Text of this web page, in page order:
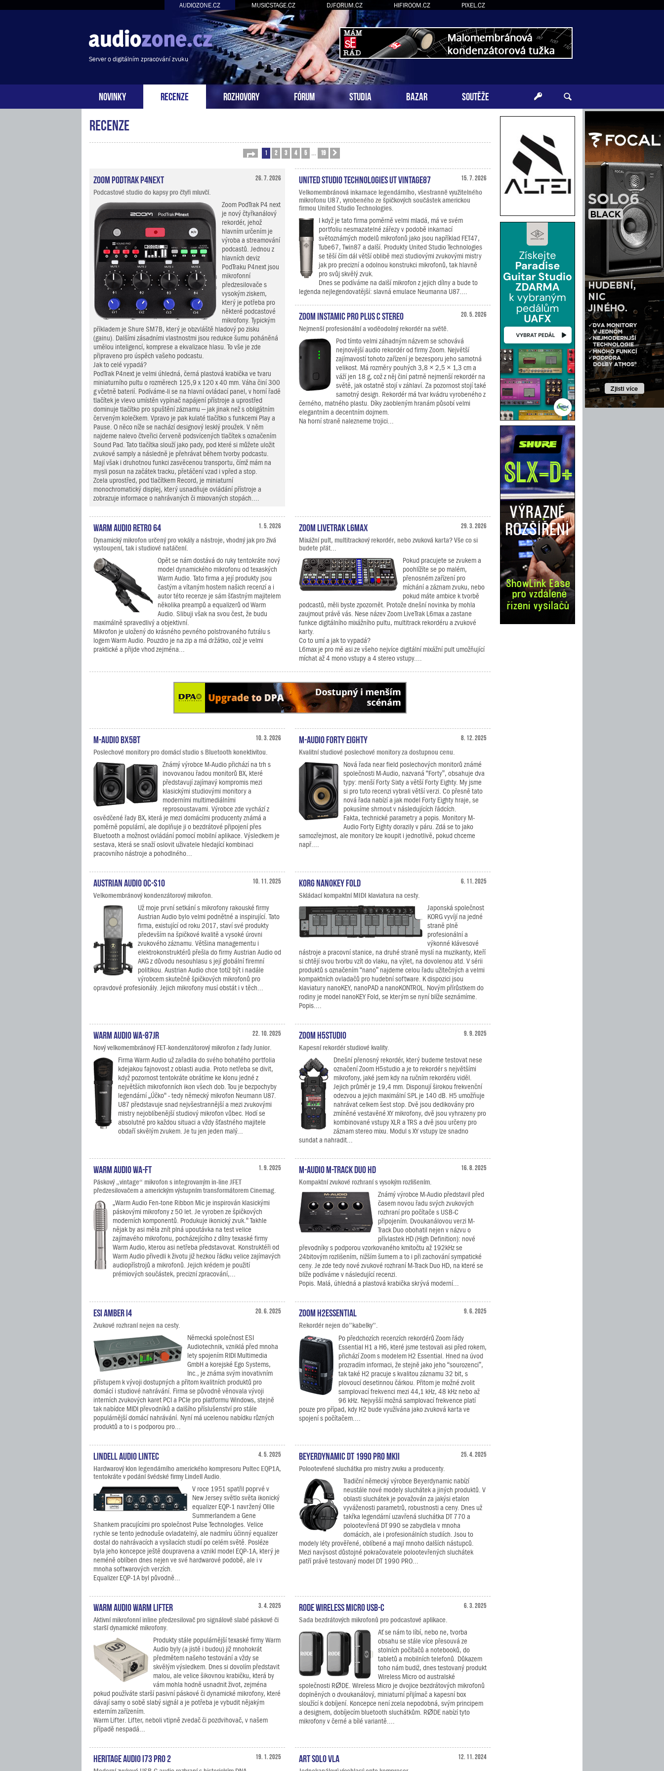
AUDIOZONE.CZ MUSICSTAGE.CZ DJFORUM.CZ HIFIROOM.CZ PIXEL.CZ
Server o digitálním zpracování zvuku
NOVINKY RECENZE ROZHOVORY FÓRUM STUDIA BAZAR SOUTĚŽE
Recenze
Stránka 1z 19
1 2 3 4 5 19
26. 7. 2026
Zoom PodTrak P4next
Podcastové studio do kapsy pro čtyři mluvčí.
Zoom PodTrak P4 next
je nový čtyřkanálový
rekordér, jehož
hlavním určením je
výroba a streamování
podcastů. Jednou z
hlavních deviz
PodTraku P4next jsou
mikrofonní
předzesilovače s
vysokým ziskem,
který je potřeba pro
některé podcastové
mikrofony. Typickým
příkladem je Shure SM7B, který je obzvláště hladový po zisku
(gainu). Dalšími zásadními vlastnostmi jsou redukce šumu poháněná
umělou inteligencí, komprese a ekvalizace hlasu. To vše je zde
připraveno pro úspěch vašeho podcastu.
Jak to celé vypadá?
PodTrak P4next je velmi úhledná, černá plastová krabička ve tvaru
miniaturního pultu o rozměrech 125,9 x 120 x 40 mm. Váha činí 300
g včetně baterií. Podíváme-li se na hlavní ovládací panel, v horní řadě
tlačítek je vlevo umístěn vypínač napájení přístroje a uprostřed
dominuje tlačítko pro spuštění záznamu – jak jinak než s obligátním
červeným kolečkem. Vpravo je pak kulaté tlačítko s funkcemi Play a
Pause. O něco níže se nachází designový lesklý proužek. V něm
najdeme nalevo čtveřici červeně podsvícených tlačítek s označením
Sound Pad. Tato tlačítka slouží jako pady, pod které si můžete uložit
zvukové samply a následně je přehrávat během tvorby podcastu.
Mají však i druhotnou funkci zasvěcenou transportu, čímž mám na
mysli posun na začátek tracku, přetáčení vzad i vpřed a stop.
Zcela uprostřed, pod tlačítkem Record, je miniaturní
monochromatický displej, který usnadňuje ovládání přístroje a
zobrazuje informace o nahrávaných či mixovaných stopách....
15. 7. 2026
United Studio Technologies UT Vintage87
Velkomembránová inkarnace legendárního, všestranně využitelného
mikrofonu U87, vyrobeného ze špičkových součástek americkou
firmou United Studio Technologies.
I když je tato firma poměrně velmi mladá, má ve svém
portfoliu nesmazatelné zářezy v podobě inkarnací
světoznámých modelů mikrofonů jako jsou například FET47,
Tube67, Twin87 a další. Produkty United Studio Technologies
se těší čím dál větší oblibě mezi studiovými zvukovými mistry
jak pro precizní a odolnou konstrukci mikrofonů, tak hlavně
pro svůj skvělý zvuk.
Dnes se podíváme na další mikrofon z jejich dílny a bude to
legenda nejlegendovatější: slavná emulace Neumanna U87....
20. 5. 2026
Zoom Instamic Pro Plus C Stereo
Nejmenší profesionální a voděodolný rekordér na světě.
Pod tímto velmi záhadným názvem se schovává
nejnovější audio rekordér od firmy Zoom. Největší
zajímavostí tohoto zařízení je bezesporu jeho samotná
velikost. Má rozměry pouhých 3,8 × 2,5 × 1,3 cm a
váží jen 18 g, což z něj činí patrně nejmenší rekordér na
světě, jak ostatně stojí v záhlaví. Za pozornost stojí také
samotný design. Rekordér má tvar kvádru vyrobeného z
černého, matného plastu. Díky zaobleným hranám působí velmi
elegantním a decentním dojmem.
Na horní straně nalezneme trojici...
1. 5. 2026
Warm Audio Retro 64
Dynamický mikrofon určený pro vokály a nástroje, vhodný jak pro živá
vystoupení, tak i studiové natáčení.
Opět se nám dostává do ruky tentokráte nový
model dynamického mikrofonu od texaských
Warm Audio. Tato firma a její produkty jsou
častým a vítaným hostem našich recenzí a i
autor této recenze je sám šťastným majitelem
několika preampů a equalizerů od Warm
Audio. Slibuji však na svou čest, že budu
maximálně spravedlivý a objektivní.
Mikrofon je uložený do krásného pevného polstrovaného futrálu s
logem Warm Audio. Pouzdro je na zip a má držátko, což je velmi
praktické a přijde vhod zejména...
29. 3. 2026
Zoom LiveTrak L6max
Mixážní pult, multitrackový rekordér, nebo zvuková karta? Vše co si
budete přát...
Pokud pracujete se zvukem a
poohlížíte se po malém,
přenosném zařízení pro
míchání a záznam zvuku, nebo
pokud máte ambice k tvorbě
podcastů, měli byste zpozornět. Protože dnešní novinka by mohla
zaujmout právě vás. Nese název Zoom LiveTrak L6max a zastane
funkce digitálního mixážního pultu, multitrack rekordéru a zvukové
karty.
Co to umí a jak to vypadá?
L6max je pro mě asi ze všeho nejvíce digitální mixážní pult umožňující
míchat až 4 mono vstupy a 4 stereo vstupy....
10. 3. 2026
M-Audio BX5BT
Poslechové monitory pro domácí studio s Bluetooth konektivitou.
Známý výrobce M-Audio přichází na trh s
inovovanou řadou monitorů BX, které
představují zajímavý kompromis mezi
klasickými studiovými monitory a
moderními multimediálními
reprosoustavami. Výrobce zde vychází z
osvědčené řady BX, která je mezi domácími producenty známá a
poměrně populární, ale doplňuje ji o bezdrátové připojení přes
Bluetooth a možnost ovládání pomocí mobilní aplikace. Výsledkem je
sestava, která se snaží oslovit uživatele hledající kombinaci
pracovního nástroje a pohodlného...
8. 12. 2025
M-Audio Forty Eighty
Kvalitní studiové poslechové monitory za dostupnou cenu.
Nová řada near field poslechových monitorů známé
společnosti M-Audio, nazvaná “Forty”, obsahuje dva
typy: menší Forty Sixty a větší Forty Eighty. My jsme
si pro tuto recenzi vybrali větší verzi. Co přesně tato
nová řada nabízí a jak model Forty Eighty hraje, se
pokusíme shrnout v následujících řádcích.
Fakta, technické parametry a popis. Monitory M-
Audio Forty Eighty dorazily v páru. Zdá se to jako
samozřejmost, ale monitory lze koupit i jednotlivě, pokud chceme
např....
10. 11. 2025
Austrian Audio OC-S10
Velkomembránový kondenzátorový mikrofon.
Už moje první setkání s mikrofony rakouské firmy
Austrian Audio bylo velmi podnětné a inspirující. Tato
firma, existující od roku 2017, staví své produkty
především na špičkové kvalitě a vysoké úrovni
zvukového záznamu. Většina managementu i
elektrokonstruktérů přešla do firmy Austrian Audio od
AKG z důvodu nesouhlasu s její globální firemní
politikou. Austrian Audio chce totiž být i nadále
výrobcem skutečně špičkových mikrofonů pro
opravdové profesionály. Jejich mikrofony musí obstát i v těch...
6. 11. 2025
KORG nanoKEY Fold
Skládací kompaktní MIDI klaviatura na cesty.
Japonská společnost
KORG vyvíjí na jedné
straně plně
profesionální a
výkonné klávesové
nástroje a pracovní stanice, na druhé straně myslí na muzikanty, kteří
si chtějí svou tvorbu vzít do vlaku, na výlet, na dovolenou atd. V sérii
produktů s označením “nano” najdeme celou řadu užitečných a velmi
kompaktních ovladačů pro hudební software. K dispozici jsou
klaviatury nanoKEY, nanoPAD a nanoKONTROL. Novým přírůstkem do
rodiny je model nanoKEY Fold, se kterým se nyní blíže seznámíme.
Popis....
22. 10. 2025
Warm Audio WA-87jr
Nový velkomembránový FET-kondenzátorový mikrofon z řady Junior.
Firma Warm Audio už zařadila do svého bohatého portfolia
kdejakou fajnovost z oblasti audia. Proto netřeba se divit,
když pozornost tentokráte obrátíme ke klonu jedné z
největších mikrofonních ikon všech dob. Tou je bezpochyby
legendární „Účko“ - tedy německý mikrofon Neumann U87.
U87 představuje snad nejvšestrannější a mezi zvukovými
mistry nejoblíbenější studiový mikrofon vůbec. Hodí se
absolutně pro každou situaci a vždy šťastného majitele
obdaří skvělým zvukem. Je tu jen jeden malý...
9. 9. 2025
Zoom H5studio
Kapesní rekordér studiové kvality.
Dnešní přenosný rekordér, který budeme testovat nese
označení Zoom H5studio a je to rekordér s největšími
mikrofony, jaké jsem kdy na ručním rekordéru viděl.
Jejich průměr je 19,4 mm. Disponují širokou frekvenční
odezvou a jejich maximální SPL je 140 dB. H5 umožňuje
nahrávat celkem šest stop. Dvě jsou dedikovány pro
zmíněné vestavěné XY mikrofony, dvě jsou vyhrazeny pro
kombinované vstupy XLR a TRS a dvě jsou určeny pro
záznam stereo mixu. Modul s XY vstupy lze snadno
sundat a nahradit...
1. 9. 2025
Warm Audio WA-FT
Páskový „vintage“ mikrofon s integrovaným in-line JFET
předzesilovačem a americkým výstupním transformátorem Cinemag.
„Warm Audio Fen-tone Ribbon Mic je inspirován klasickými
páskovými mikrofony z 50 let. Je vyroben ze špičkových
moderních komponentů. Produkuje ikonický zvuk.“ Takhle
nějak by asi měla znít plná upoutávka na test velice
zajímavého mikrofonu, pocházejícího z dílny texaské firmy
Warm Audio, kterou asi netřeba představovat. Konstruktéři od
Warm Audio přivedli k životu již hezkou řádku velice zajímavých
audiopřístrojů a mikrofonů. Jejich krédem je použití
prémiových součástek, precizní zpracování,...
16. 8. 2025
M-Audio M-Track Duo HD
Kompaktní zvukové rozhraní s vysokým rozlišením.
Známý výrobce M-Audio představil před
časem novou řadu svých zvukových
rozhraní pro počítače s USB-C
připojením. Dvoukanálovou verzi M-
Track Duo obohatil nejen v názvu o
přívlastek HD (High Definition): nové
převodníky s podporou vzorkovaného kmitočtu až 192kHz se
24bitovým rozlišením, nižším šumem a to i při zachování sympatické
ceny. Je zde tedy nové zvukové rozhraní M-Track Duo HD, na které se
blíže podíváme v následující recenzi.
Popis. Malá, úhledná a plastová krabička skrývá moderní...
20. 6. 2025
ESI Amber i4
Zvukové rozhraní nejen na cesty.
Německá společnost ESI
Audiotechnik, vzniklá před mnoha
lety spojením RIDI Multimedia
GmbH a korejské Ego Systems,
Inc., je známa svým inovativním
přístupem k vývoji dostupných a přitom kvalitních produktů pro
domácí i studiové nahrávání. Firma se původně věnovala vývoji
interních zvukových karet PCI a PCIe pro platformu Windows, stejně
tak nabídce MIDI převodníků a dalšího příslušenství pro stále
populárnější domácí nahrávání. Nyní má ucelenou nabídku různých
produktů a to i s podporou pro...
9. 6. 2025
Zoom H2essential
Rekordér nejen do”kabelky”.
Po předchozích recenzích rekordérů Zoom řády
Essential H1 a H6, které jsme testovali asi před rokem,
přichází Zoom s modelem H2 Essential. Hned na úvod
prozradím informaci, že stejně jako jeho “sourozenci”,
tak také H2 pracuje s kvalitou záznamu 32 bit, s
plovoucí desetinnou čárkou. Přitom je možné zvolit
samplovací frekvenci mezi 44,1 kHz, 48 kHz nebo až
96 kHz. Nejvyšší možná samplovací frekvence platí
pouze pro případ, kdy H2 bude využívána jako zvuková karta ve
spojení s počítačem....
4. 5. 2025
Lindell Audio LiNTEC
Hardwarový klon legendárního amerického kompresoru Pultec EQP1A,
tentokráte v podání švédské firmy Lindell Audio.
V roce 1951 spatřil poprvé v
New Jersey světlo světa ikonický
equalizer EQP-1 navržený Ollie
Summerlandem a Gene
Shankem pracujícími pro společnost Pulse Technologies. Velice
rychle se tento jednoduše ovladatelný, ale nadmíru účinný equalizer
dostal do nahrávacích a vysílacích studií po celém světě. Posléze
byla jeho koncepce ještě doupravena a vznikl model EQP-1A, který je
neméně oblíben dnes nejen ve své hardwarové podobě, ale i v
mnoha softwarových verzích.
Equalizer EQP-1A byl původně...
25. 4. 2025
Beyerdynamic DT 1990 PRO MKII
Polootevřené sluchátka pro mistry zvuku a producenty.
Tradiční německý výrobce Beyerdynamic nabízí
neustále nové modely sluchátek a jiných produktů. V
oblasti sluchátek je považován za jakýsi etalon
vyváženosti parametrů, robustnosti a ceny. Dnes už
takřka legendární uzavřená sluchátka DT 770 a
polootevřená DT 990 se zabydlela v mnoha
domácích, ale i profesionálních studiích. Jsou to
modely léty prověřené, oblíbené a mají mnoho dalších nástupců.
Mezi navýsost důstojné pokračovatele polootevřených sluchátek
patří právě testovaný model DT 1990 PRO...
3. 4. 2025
Warm Audio Warm Lifter
Aktivní mikrofonní inline předzesilovač pro signálově slabé páskové či
starší dynamické mikrofony.
Produkty stále populárnější texaské firmy Warm
Audio byly (a jistě i budou) již mnohokrát
předmětem našeho testování a vždy se
skvělým výsledkem. Dnes si dovolím představit
malou, ale velice šikovnou krabičku, která by
vám mohla hodně usnadnit život, zejména
pokud používáte starší pasivní páskové či dynamické mikrofony, které
dávají samy o sobě slabý signál a je potřeba je vybudit nějakým
externím zařízením.
Warm Lifter. Lifter, neboli vtipně zvedač či pozdvihovač, v našem
případě nespadá...
6. 3. 2025
RODE Wireless Micro USB-C
Sada bezdrátových mikrofonů pro podcastové aplikace.
Ať se nám to líbí, nebo ne, tvorba
obsahu se stále více přesouvá ze
stolních počítačů a notebooků, do
tabletů a mobilních telefonů. Důkazem
toho nám budiž, dnes testovaný produkt
Wireless Micro od australské
společnosti RØDE. Wireless Micro je dvojice bezdrátových mikrofonů
doplněných o dvoukanálový, miniaturní přijímač a kapesní box
sloužící k dobíjení. Koncepce není zcela nepodobná, svým principem
a designem, dobíjecím bluetooth sluchátkům. RØDE nabízí tyto
mikrofony v černé a bílé variantě....
19. 1. 2025
Heritage Audio i73 PRO 2 12. 11. 2024
ART SOLO VLA